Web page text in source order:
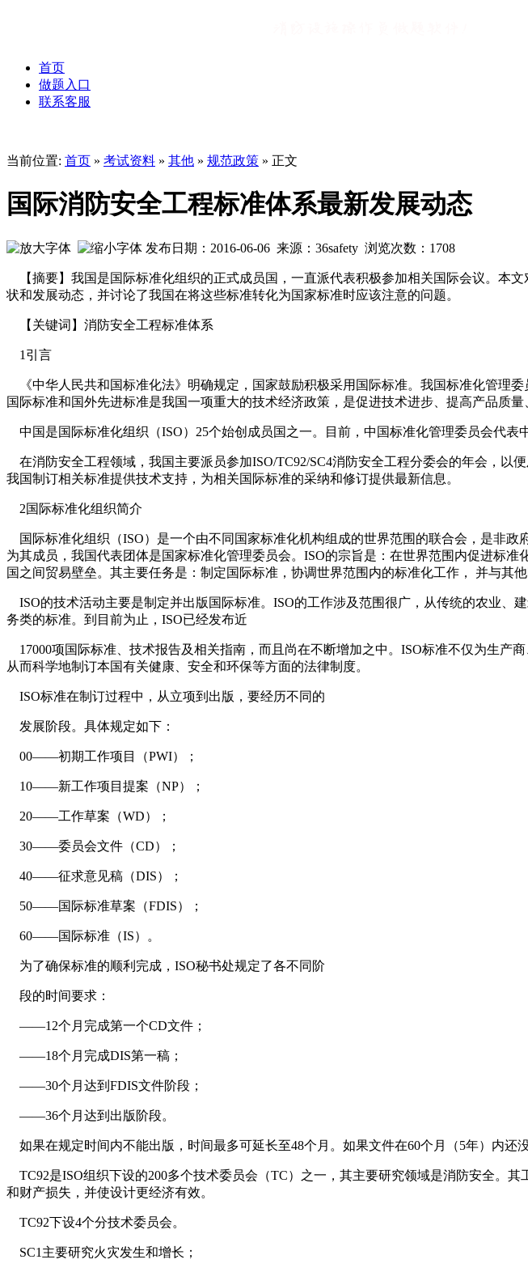
首页
做题入口
联系客服
当前位置: 首页 » 考试资料 » 其他 » 规范政策 » 正文
国际消防安全工程标准体系最新发展动态
发布日期：2016-06-06 来源：36safety 浏览次数： 1708
【摘要】我国是国际标准化组织的正式成员国，一直派代表积极参加相关国际会议。本
状和发展动态，并讨论了我国在将这些标准转化为国家标准时应该注意的问题。
【关键词】消防安全工程标准体系
1引言
《中华人民共和国标准化法》明确规定，国家鼓励积极采用国际标准。我国标准化管理
国际标准和国外先进标准是我国一项重大的技术经济政策，是促进技术进步、提高产品质
中国是国际标准化组织（ISO）25个始创成员国之一。目前，中国标准化管理委员会代表
在消防安全工程领域，我国主要派员参加ISO/TC92/SC4消防安全工程分委会的年会，以
我国制订相关标准提供技术支持，为相关国际标准的采纳和修订提供最新信息。
2国际标准化组织简介
国际标准化组织（ISO）是一个由不同国家标准化机构组成的世界范围的联合会，是非
为其成员，我国代表团体是国家标准化管理委员会。ISO的宗旨是：在世界范围内促进标
国之间贸易壁垒。其主要任务是：制定国际标准，协调世界范围内的标准化工作， 并与其
ISO的技术活动主要是制定并出版国际标准。ISO的工作涉及范围很广，从传统的农业、
务类的标准。到目前为止，ISO已经发布近
17000项国际标准、技术报告及相关指南，而且尚在不断增加之中。ISO标准不仅为生产
从而科学地制订本国有关健康、安全和环保等方面的法律制度。
ISO标准在制订过程中，从立项到出版，要经历不同的
发展阶段。具体规定如下：
00——初期工作项目（PWI）；
10——新工作项目提案（NP）；
20——工作草案（WD）；
30——委员会文件（CD）；
40——征求意见稿（DIS）；
50——国际标准草案（FDIS）；
60——国际标准（IS）。
为了确保标准的顺利完成，ISO秘书处规定了各不同阶
段的时间要求：
——12个月完成第一个CD文件；
——18个月完成DIS第一稿；
——30个月达到FDIS文件阶段；
——36个月达到出版阶段。
如果在规定时间内不能出版，时间最多可延长至48个月。如果文件在60个月（5年）内还
TC92是ISO组织下设的200多个技术委员会（TC）之一，其主要研究领域是消防安全。
和财产损失，并使设计更经济有效。
TC92下设4个分技术委员会。
SC1主要研究火灾发生和增长；